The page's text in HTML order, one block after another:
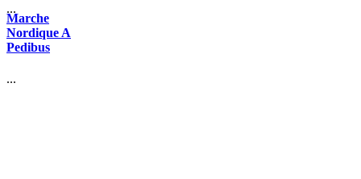
...
Marche
Nordique A
Pedibus
...